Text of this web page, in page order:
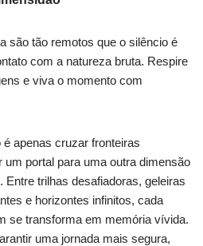
são tão remotos que o silêncio é
com a natureza bruta. Respire
e viva o momento com
apenas cruzar fronteiras
portal para uma outra dimensão
trilhas desafiadoras, geleiras
e horizontes infinitos, cada
se transforma em memória vívida.
uma jornada mais segura,